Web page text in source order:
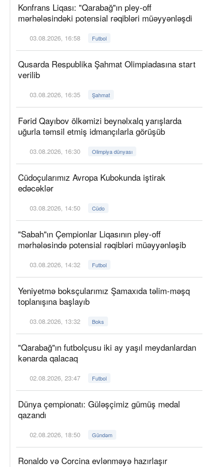
Konfrans Liqası: "Qarabağ"ın pley-off
mərhələsindəki potensial rəqibləri müəyyənləşdi
03.08.2026, 16:58 Futbol
Qusarda Respublika Şahmat Olimpiadasına start
verilib
03.08.2026, 16:35 Şahmat
Fərid Qayıbov ölkəmizi beynəlxalq yarışlarda
uğurla təmsil etmiş idmançılarla görüşüb
03.08.2026, 16:30 Olimpiya dünyası
Cüdoçularımız Avropa Kubokunda iştirak
edəcəklər
03.08.2026, 14:50 Cüdo
"Sabah"ın Çempionlar Liqasının pley-off
mərhələsində potensial rəqibləri müəyyənləşib
03.08.2026, 14:32 Futbol
Yeniyetmə boksçularımız Şamaxıda təlim-məşq
toplanışına başlayıb
03.08.2026, 13:32 Boks
"Qarabağ"ın futbolçusu iki ay yaşıl meydanlardan
kənarda qalacaq
02.08.2026, 23:47 Futbol
Dünya çempionatı: Güləşçimiz gümüş medal
qazandı
02.08.2026, 18:50 Gündəm
Ronaldo və Corcina evlənməyə hazırlaşır